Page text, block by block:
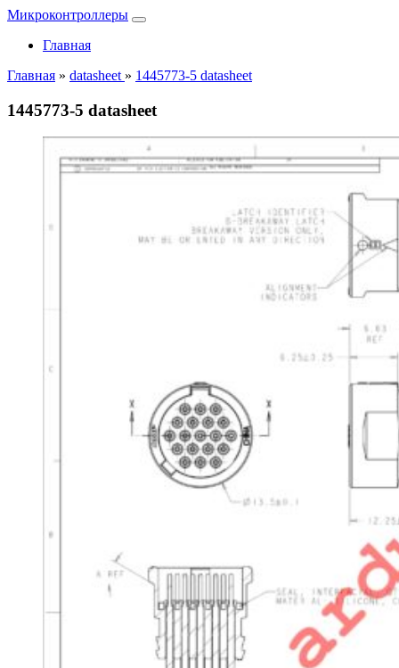
Микроконтроллеры
Главная
Главная » datasheet » 1445773-5 datasheet
1445773-5 datasheet